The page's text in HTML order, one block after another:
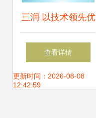
三润 以技术领先优
势打造优质网络技
术服务
查看详情
更新时间：2026-08-08
12:42:59